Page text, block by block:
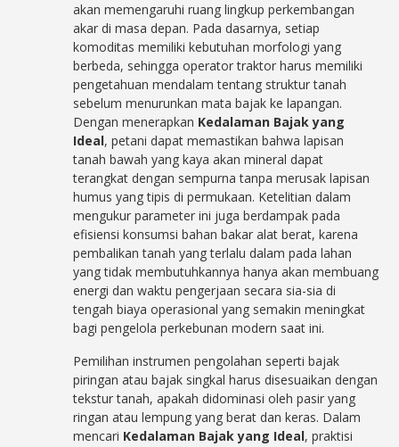
akan memengaruhi ruang lingkup perkembangan
akar di masa depan. Pada dasarnya, setiap
komoditas memiliki kebutuhan morfologi yang
berbeda, sehingga operator traktor harus memiliki
pengetahuan mendalam tentang struktur tanah
sebelum menurunkan mata bajak ke lapangan.
Dengan menerapkan Kedalaman Bajak yang
Ideal, petani dapat memastikan bahwa lapisan
tanah bawah yang kaya akan mineral dapat
terangkat dengan sempurna tanpa merusak lapisan
humus yang tipis di permukaan. Ketelitian dalam
mengukur parameter ini juga berdampak pada
efisiensi konsumsi bahan bakar alat berat, karena
pembalikan tanah yang terlalu dalam pada lahan
yang tidak membutuhkannya hanya akan membuang
energi dan waktu pengerjaan secara sia-sia di
tengah biaya operasional yang semakin meningkat
bagi pengelola perkebunan modern saat ini.
Pemilihan instrumen pengolahan seperti bajak
piringan atau bajak singkal harus disesuaikan dengan
tekstur tanah, apakah didominasi oleh pasir yang
ringan atau lempung yang berat dan keras. Dalam
mencari Kedalaman Bajak yang Ideal, praktisi